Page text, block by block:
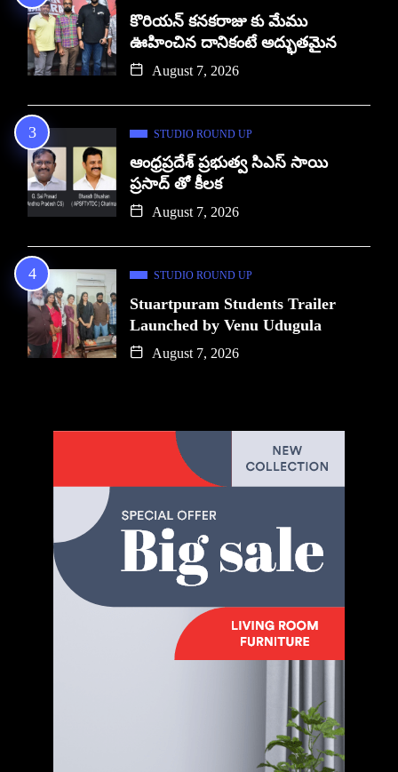
కొరియన్ కనకరాజు కు మేము
ఊహించిన దానికంటే అద్భుతమైన
August 7, 2026
STUDIO ROUND UP
ఆంధ్రప్రదేశ్ ప్రభుత్వ సిఎస్ సాయి
ప్రసాద్ తో కీలక
August 7, 2026
STUDIO ROUND UP
Stuartpuram Students Trailer
Launched by Venu Udugula
August 7, 2026